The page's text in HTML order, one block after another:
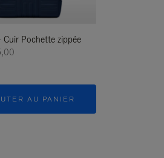
Cuir Pochette zippée
AU PANIER